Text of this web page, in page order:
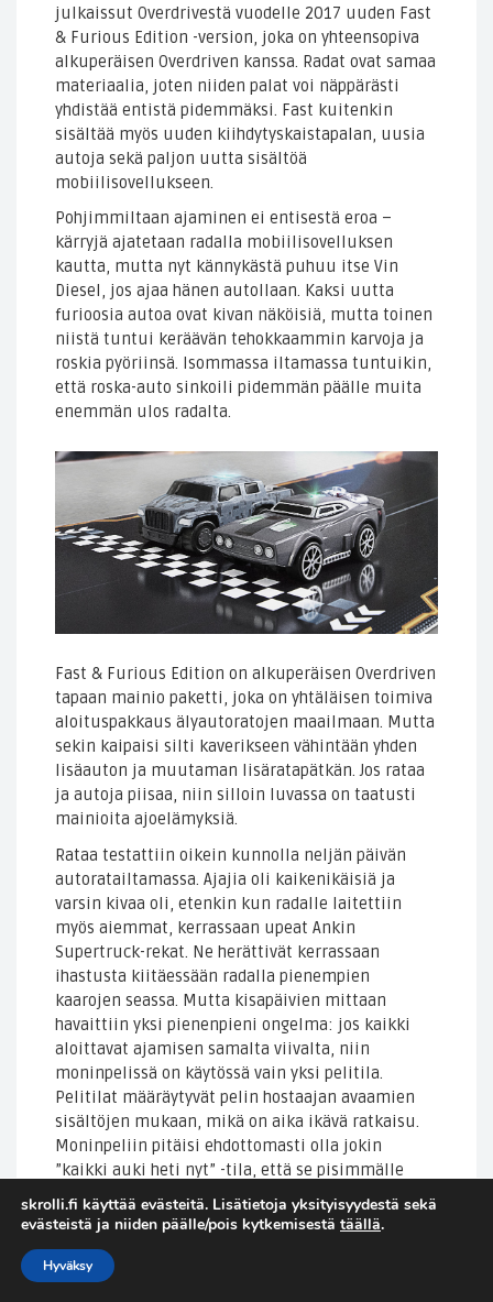
julkaissut Overdrivestä vuodelle 2017 uuden Fast
& Furious Edition -version, joka on yhteensopiva
alkuperäisen Overdriven kanssa. Radat ovat samaa
materiaalia, joten niiden palat voi näppärästi
yhdistää entistä pidemmäksi. Fast kuitenkin
sisältää myös uuden kiihdytyskaistapalan, uusia
autoja sekä paljon uutta sisältöä
mobiilisovellukseen.
Pohjimmiltaan ajaminen ei entisestä eroa –
kärryjä ajatetaan radalla mobiilisovelluksen
kautta, mutta nyt kännykästä puhuu itse Vin
Diesel, jos ajaa hänen autollaan. Kaksi uutta
furioosia autoa ovat kivan näköisiä, mutta toinen
niistä tuntui keräävän tehokkaammin karvoja ja
roskia pyöriinsä. Isommassa iltamassa tuntuikin,
että roska-auto sinkoili pidemmän päälle muita
enemmän ulos radalta.
Fast & Furious Edition on alkuperäisen Overdriven
tapaan mainio paketti, joka on yhtäläisen toimiva
aloituspakkaus älyautoratojen maailmaan. Mutta
sekin kaipaisi silti kaverikseen vähintään yhden
lisäauton ja muutaman lisäratapätkän. Jos rataa
ja autoja piisaa, niin silloin luvassa on taatusti
mainioita ajoelämyksiä.
Rataa testattiin oikein kunnolla neljän päivän
autoratailtamassa. Ajajia oli kaikenikäisiä ja
varsin kivaa oli, etenkin kun radalle laitettiin
myös aiemmat, kerrassaan upeat Ankin
Supertruck-rekat. Ne herättivät kerrassaan
ihastusta kiitäessään radalla pienempien
kaarojen seassa. Mutta kisapäivien mittaan
havaittiin yksi pienenpieni ongelma: jos kaikki
aloittavat ajamisen samalta viivalta, niin
moninpelissä on käytössä vain yksi pelitila.
Pelitilat määräytyvät pelin hostaajan avaamien
sisältöjen mukaan, mikä on aika ikävä ratkaisu.
Moninpeliin pitäisi ehdottomasti olla jokin
”kaikki auki heti nyt” -tila, että se pisimmälle
pelannut kaveri ei joutui olemaan koko ajan
kännykkä kuumana kisoja hostaamassa.
skrolli.fi käyttää evästeitä. Lisätietoja yksityisyydestä sekä
evästeistä ja niiden päälle/pois kytkemisestä täällä.
Hyväksy